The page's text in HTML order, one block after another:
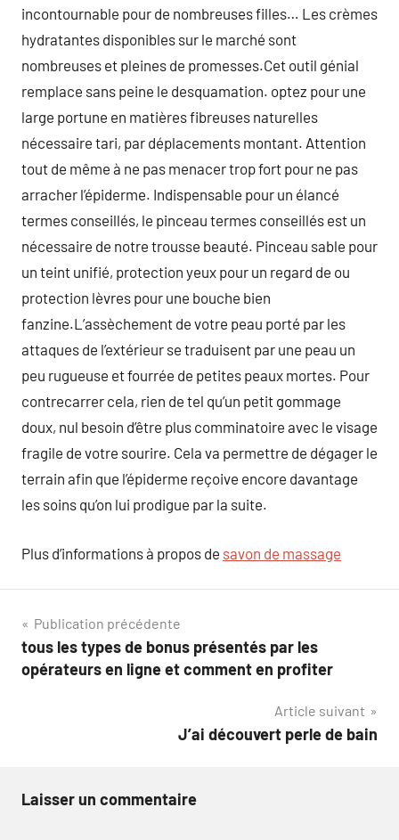
incontournable pour de nombreuses filles… Les crèmes
hydratantes disponibles sur le marché sont
nombreuses et pleines de promesses.Cet outil génial
remplace sans peine le desquamation. optez pour une
large portune en matières fibreuses naturelles
nécessaire tari, par déplacements montant. Attention
tout de même à ne pas menacer trop fort pour ne pas
arracher l’épiderme. Indispensable pour un élancé
termes conseillés, le pinceau termes conseillés est un
nécessaire de notre trousse beauté. Pinceau sable pour
un teint unifié, protection yeux pour un regard de ou
protection lèvres pour une bouche bien
fanzine.L’assèchement de votre peau porté par les
attaques de l’extérieur se traduisent par une peau un
peu rugueuse et fourrée de petites peaux mortes. Pour
contrecarrer cela, rien de tel qu’un petit gommage
doux, nul besoin d’être plus comminatoire avec le visage
fragile de votre sourire. Cela va permettre de dégager le
terrain afin que l’épiderme reçoive encore davantage
les soins qu’on lui prodigue par la suite.
Plus d’informations à propos de savon de massage
Navigation
de
Publication précédente
tous les types de bonus présentés par les
opérateurs en ligne et comment en profiter
Article suivant
J’ai découvert perle de bain
Laisser un commentaire